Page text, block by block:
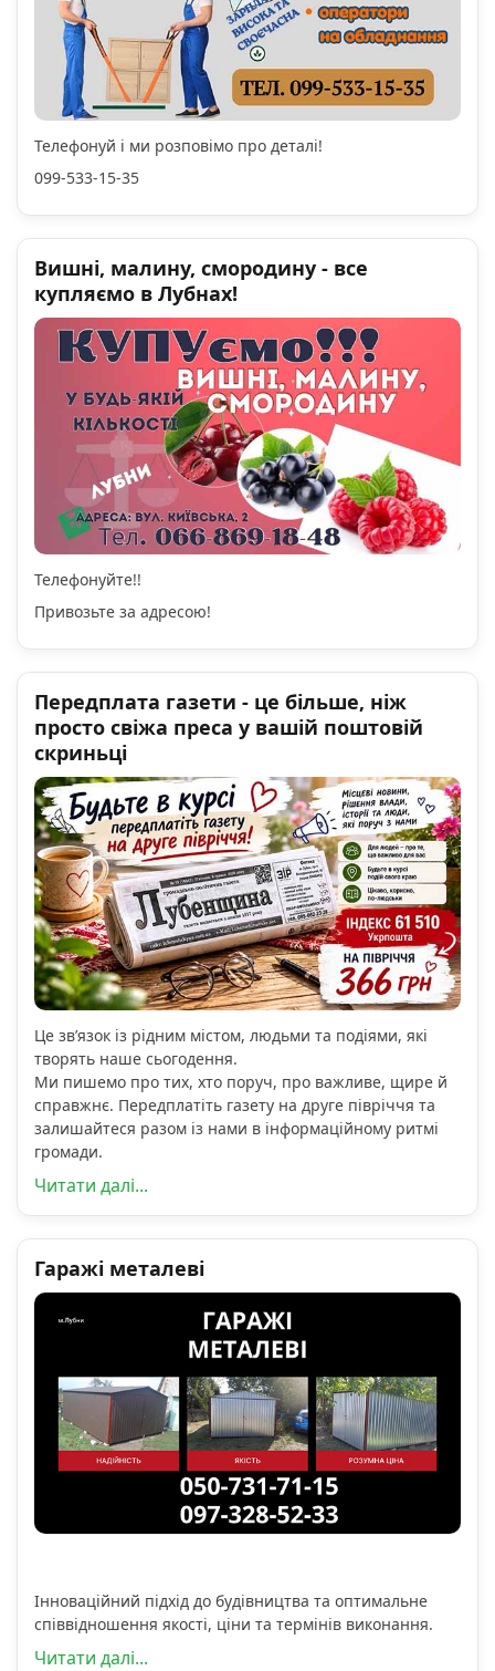
Телефонуй і ми розповімо про деталі!
099-533-15-35
Вишні, малину, смородину - все
купляємо в Лубнах!
Телефонуйте!!
Привозьте за адресою!
Передплата газети - це більше, ніж
просто свіжа преса у вашій поштовій
скриньці
Це зв’язок із рідним містом, людьми та подіями, які
творять наше сьогодення.
Ми пишемо про тих, хто поруч, про важливе, щире й
справжнє. Передплатіть газету на друге півріччя та
залишайтеся разом із нами в інформаційному ритмі
громади.
Читати далі...
Гаражі металеві
Інноваційний підхід до будівництва та оптимальне
співвідношення якості, ціни та термінів виконання.
Читати далі...